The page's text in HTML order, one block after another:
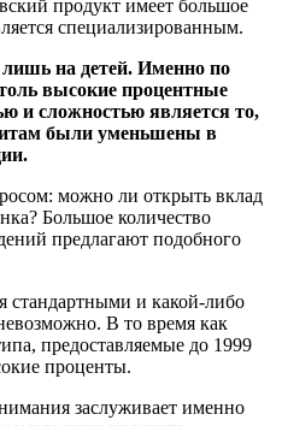
продукт имеет большое
специализированным.
на детей. Именно по
высокие процентные
и сложностью является то,
были уменьшены в
можно ли открыть вклад
Большое количество
предлагают подобного
стандартными и какой-либо
В то время как
предоставляемые до 1999
проценты.
заслуживает именно